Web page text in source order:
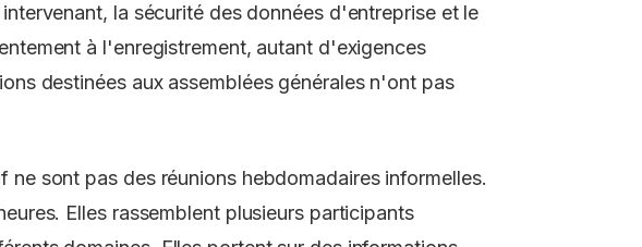
la sécurité des données d'entreprise et le
à l'enregistrement, autant d'exigences
destinées aux assemblées générales n'ont pas
ne sont pas des réunions hebdomadaires informelles.
Elles rassemblent plusieurs participants